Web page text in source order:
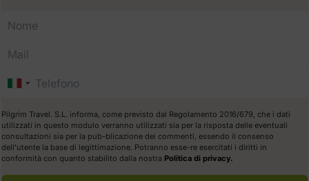
Pilgrim Travel. S.L. informa, come previsto dal Regolamento 2016/679, che i dati
utilizzati in questo modulo verranno utilizzati sia per la risposta delle eventuali
consultazioni sia per la pub-blicazione dei commenti, essendo il consenso
dell'utente la base di legittimazione. Potranno esse-re esercitati i diritti in
conformità con quanto stabilito dalla nostra Politica di privacy.